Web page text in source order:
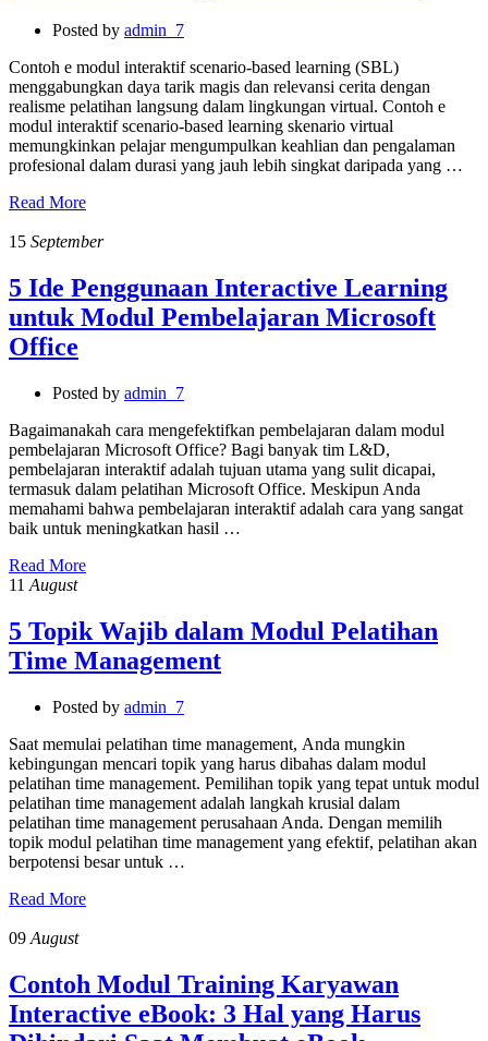
Posted by admin_7
Contoh e modul interaktif scenario-based learning (SBL)
menggabungkan daya tarik magis dan relevansi cerita dengan
realisme pelatihan langsung dalam lingkungan virtual. Contoh e
modul interaktif scenario-based learning skenario virtual
memungkinkan pelajar mengumpulkan keahlian dan pengalaman
profesional dalam durasi yang jauh lebih singkat daripada yang …
Read More
15 September
5 Ide Penggunaan Interactive Learning
untuk Modul Pembelajaran Microsoft
Office
Posted by admin_7
Bagaimanakah cara mengefektifkan pembelajaran dalam modul
pembelajaran Microsoft Office? Bagi banyak tim L&D,
pembelajaran interaktif adalah tujuan utama yang sulit dicapai,
termasuk dalam pelatihan Microsoft Office. Meskipun Anda
memahami bahwa pembelajaran interaktif adalah cara yang sangat
baik untuk meningkatkan hasil …
Read More
11 August
5 Topik Wajib dalam Modul Pelatihan
Time Management
Posted by admin_7
Saat memulai pelatihan time management, Anda mungkin
kebingungan mencari topik yang harus dibahas dalam modul
pelatihan time management. Pemilihan topik yang tepat untuk modul
pelatihan time management adalah langkah krusial dalam
pelatihan time management perusahaan Anda. Dengan memilih
topik modul pelatihan time management yang efektif, pelatihan akan
berpotensi besar untuk …
Read More
09 August
Contoh Modul Training Karyawan
Interactive eBook: 3 Hal yang Harus